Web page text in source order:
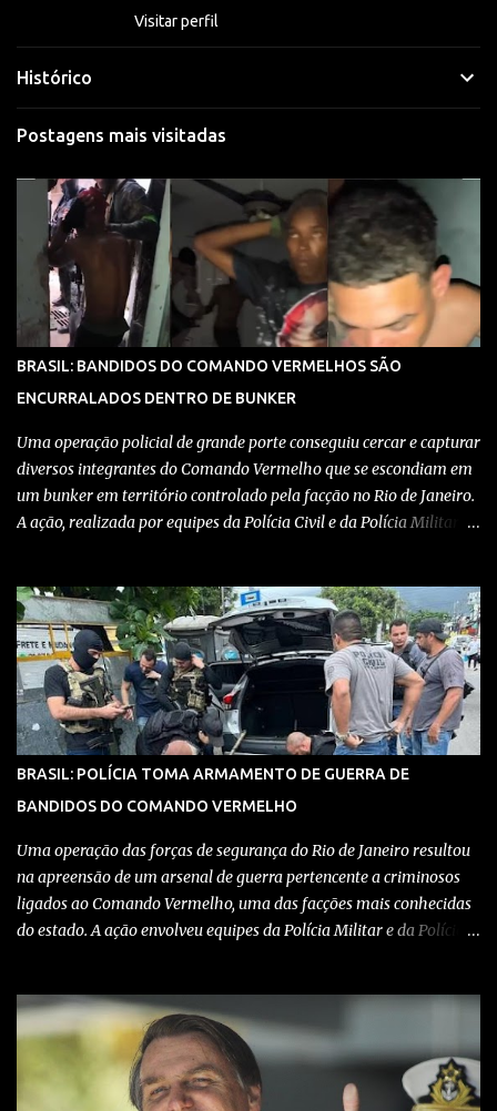
Visitar perfil
Histórico
Postagens mais visitadas
BRASIL: BANDIDOS DO COMANDO VERMELHOS SÃO
ENCURRALADOS DENTRO DE BUNKER
Uma operação policial de grande porte conseguiu cercar e capturar
diversos integrantes do Comando Vermelho que se escondiam em
um bunker em território controlado pela facção no Rio de Janeiro.
A ação, realizada por equipes da Polícia Civil e da Polícia Militar,
de coordenar atividades criminosas na região. Confira detalhes no
vídeo: Clique aqui para ter acesso ao livro O Brasil e a pandemia de
absurdos, escrito por juristas, economistas, jornalistas e
profissionais da saúde conservadores sobre os absurdos
praticados durante a pandemia de Covid-19, como tiranias,
campanhas anticientíficas, atos de corrupção,
inconstitucionalidades por notáveis autoridades, fraudes e muito
perseguidos por políticos e seus assessores nos grupos de
WhatsApp! Garanta acesso ao nosso conteúdo clicando aqui , para
entrar no grupo do Whats...
BRASIL: POLÍCIA TOMA ARMAMENTO DE GUERRA DE
BANDIDOS DO COMANDO VERMELHO
Uma operação das forças de segurança do Rio de Janeiro resultou
na apreensão de um arsenal de guerra pertencente a criminosos
ligados ao Comando Vermelho, uma das facções mais conhecidas
do estado. A ação envolveu equipes da Polícia Militar e da Polícia
confrontos com grupos rivais e com as próprias forças de
segurança. Confira detalhes no vídeo: Clique aqui para ter acesso
ao livro O Brasil e a pandemia de absurdos, escrito por juristas,
economistas, jornalistas e profissionais da saúde conservadores